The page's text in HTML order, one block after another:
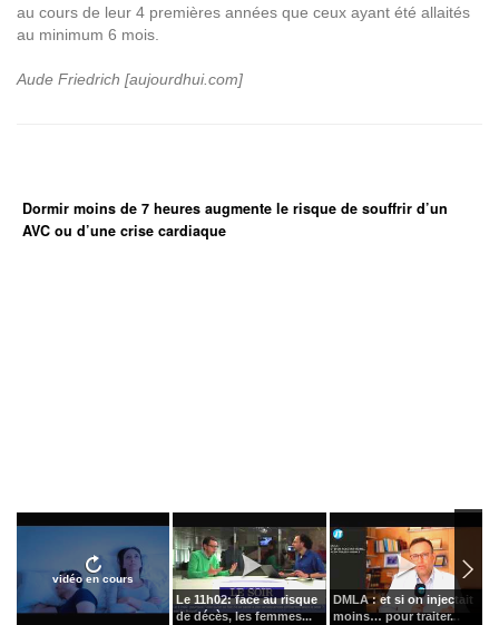
au cours de leur 4 premières années que ceux ayant été allaités
au minimum 6 mois.
Aude Friedrich [aujourdhui.com]
Dormir moins de 7 heures augmente le risque de souffrir d’un
AVC ou d’une crise cardiaque
vidéo en cours
Le 11h02: face au risque
de décès, les femmes...
DMLA : et si on injectait
moins… pour traiter...